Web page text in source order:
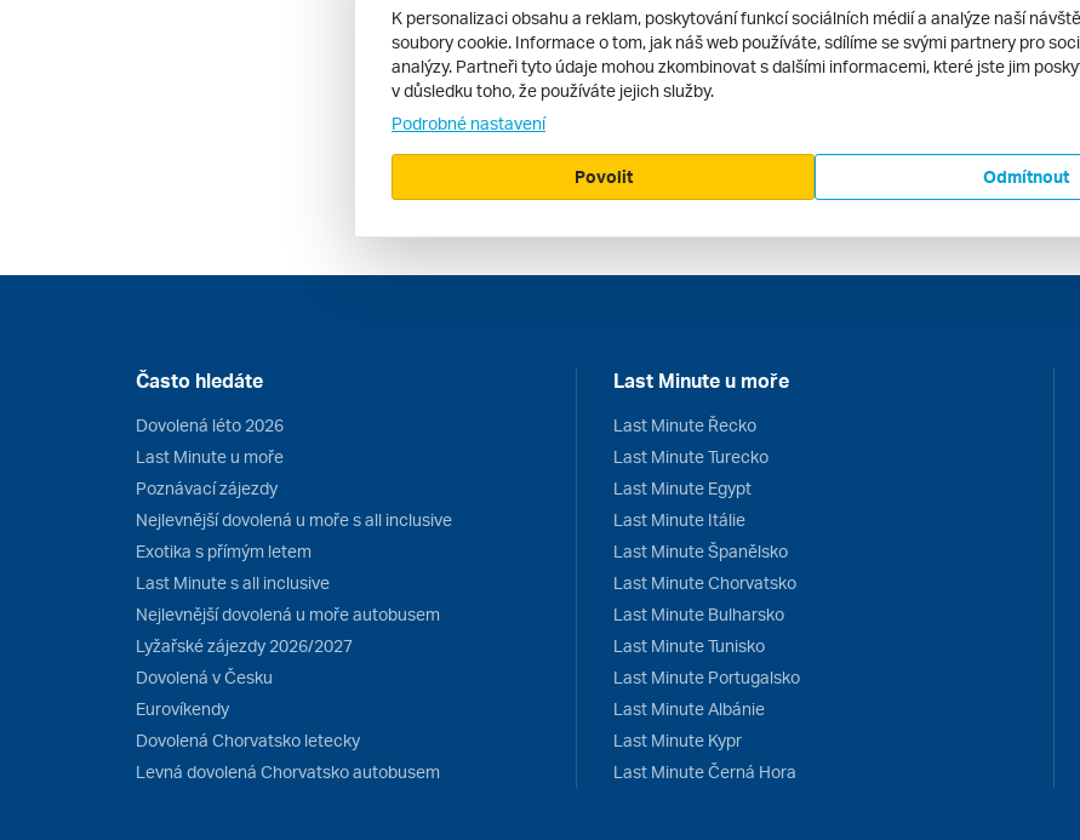
Často hledáte
Dovolená léto 2026
Last Minute u moře
Poznávací zájezdy
Nejlevnější dovolená u moře s all inclusive
Exotika s přímým letem
Last Minute s all inclusive
Nejlevnější dovolená u moře autobusem
Lyžařské zájezdy 2026/2027
Dovolená v Česku
Eurovíkendy
Dovolená Chorvatsko letecky
Levná dovolená Chorvatsko autobusem
Last Minute u moře
Last Minute Řecko
Last Minute Turecko
Last Minute Egypt
Last Minute Itálie
Last Minute Španělsko
Last Minute Chorvatsko
Last Minute Bulharsko
Last Minute Tunisko
Last Minute Portugalsko
Last Minute Albánie
Last Minute Kypr
Last Minute Černá Hora
K personalizaci obsahu a reklam, poskytování funkcí sociálních médií a analýze naší
soubory cookie. Informace o tom, jak náš web používáte, sdílíme se svými partnery pro
analýzy. Partneři tyto údaje mohou zkombinovat s dalšími informacemi, které jste jim
v důsledku toho, že používáte jejich služby.
Podrobné nastavení
Odmítnout
Povolit